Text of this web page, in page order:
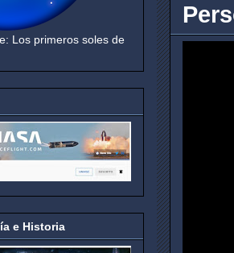
Los primeros soles de
e Historia